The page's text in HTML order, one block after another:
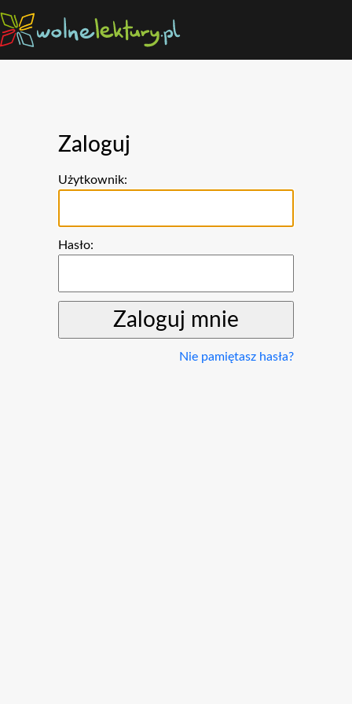
Zaloguj
Użytkownik:
Hasło:
Nie pamiętasz hasła?